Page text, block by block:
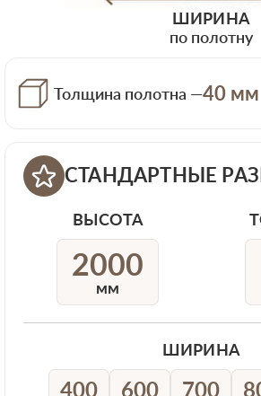
ШИРИНА
по полотну
Толщина полотна —40 мм
СТАНДАРТНЫЕ
ВЫСОТА
2000
мм
ШИРИНА
400 600 700